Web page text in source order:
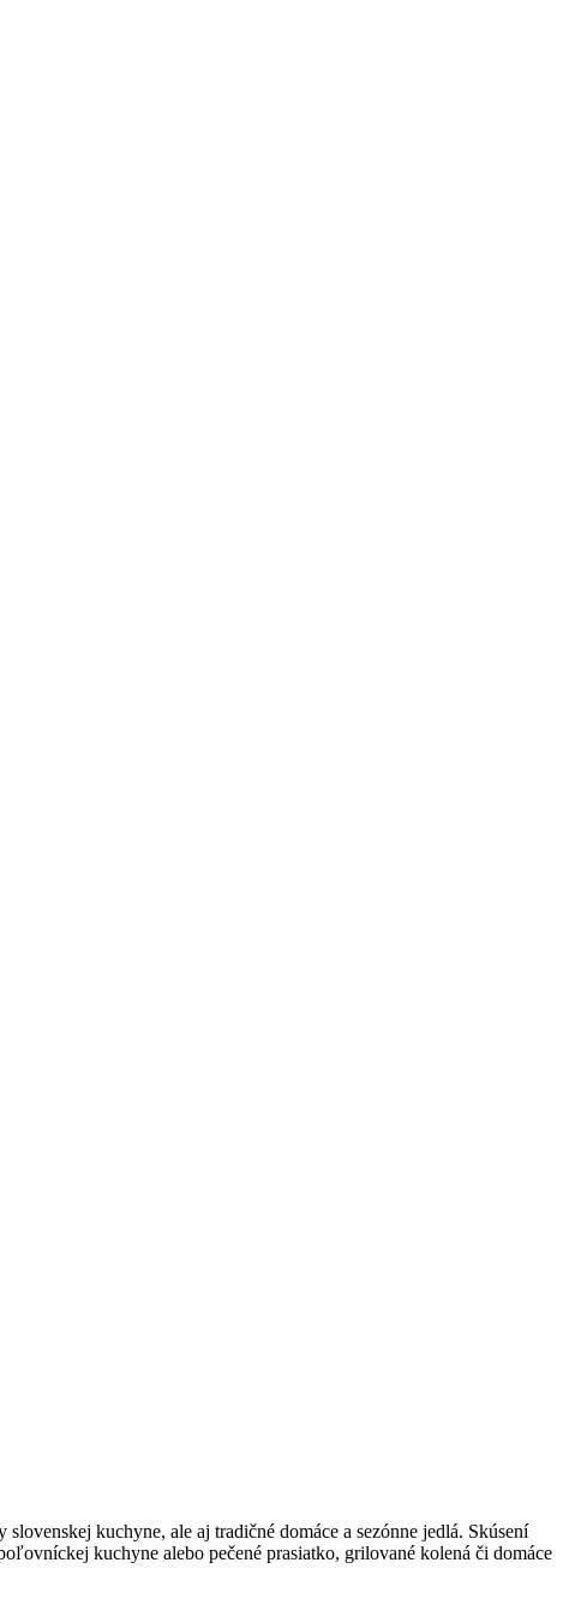
kuchyne, ale aj tradičné domáce a sezónne jedlá. Skúsení
kuchyne alebo pečené prasiatko, grilované kolená či domáce